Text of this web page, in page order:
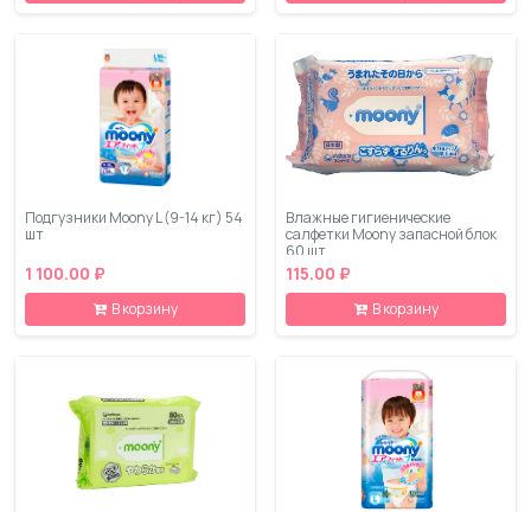
Подгузники Moony L (9-14 кг) 54
шт
1 100.00 ₽
В корзину
Влажные гигиенические
салфетки Moony запасной блок
60 шт
115.00 ₽
В корзину